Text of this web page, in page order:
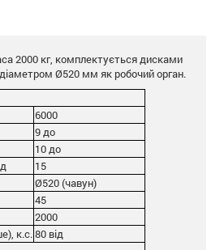
2000 кг, комплектується дисками
Ø520 мм як робочий орган.
6000
9 до
10 до
15
Ø520 (чавун)
45
2000
к.с. 80 від